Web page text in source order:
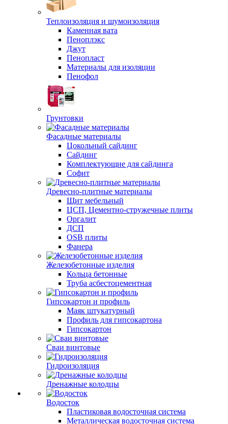
Теплоизоляция и шумоизоляция
Каменная вата
Пеноплэкс
Джут
Пенопласт
Материалы для изоляции
Пенофол
Грунтовки
Фасадные материалы
Цокольный сайдинг
Сайдинг
Комплектующие для сайдинга
Софит
Древесно-плитные материалы
Щит мебельный
ЦСП, Цементно-стружечные плиты
Оргалит
ДСП
OSB плиты
Фанера
Железобетонные изделия
Кольца бетонные
Труба асбестоцементная
Гипсокартон и профиль
Маяк штукатурный
Профиль для гипсокартона
Гипсокартон
Сваи винтовые
Гидроизоляция
Дренажные колодцы
Водосток
Пластиковая водосточная система
Металлическая водосточная система